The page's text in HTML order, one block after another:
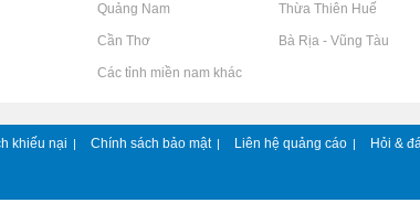
Rao vặt tại Quảng Nam Rao vặt tại Thừa Thiên Huế
Rao vặt tại Cần Thơ Rao vặt tại Bà Rịa - Vũng Tàu
Rao vặt tại Các tỉnh miền nam khác
khiếu nại | Chính sách bảo mật | Liên hệ quảng cáo | Hỏi &